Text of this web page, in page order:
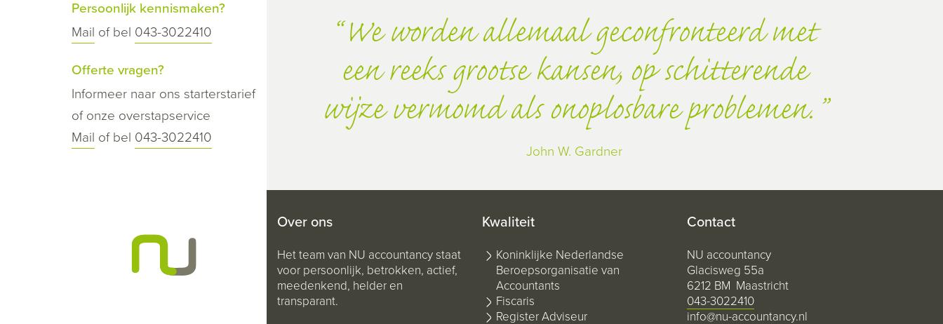
Persoonlijk kennismaken?
Mail of bel 043-3022410
Offerte vragen?
Informeer naar ons starterstarief
of onze overstapservice
Mail of bel 043-3022410
We worden allemaal geconfronteerd met
een reeks grootse kansen, op schitterende
wijze vermomd als onoplosbare problemen.
John W. Gardner
Over ons
Het team van NU accountancy staat
voor persoonlijk, betrokken, actief,
meedenkend, helder en
transparant.
Kwaliteit
Koninklijke Nederlandse
Beroepsorganisatie van
Accountants
Fiscaris
Register Adviseur
Contact
NU accountancy
Glacisweg 55a
6212 BM Maastricht
043-3022410
info@nu-accountancy.nl